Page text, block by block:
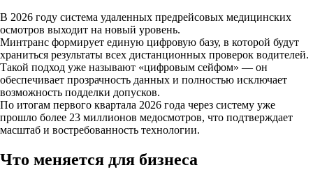
В 2026 году система удаленных предрейсовых медицинских
осмотров выходит на новый уровень.
Минтранс формирует единую цифровую базу, в которой будут
храниться результаты всех дистанционных проверок водителей.
Такой подход уже называют «цифровым сейфом» — он
обеспечивает прозрачность данных и полностью исключает
возможность подделки допусков.
По итогам первого квартала 2026 года через систему уже
прошло более 23 миллионов медосмотров, что подтверждает
масштаб и востребованность технологии.
Что меняется для бизнеса